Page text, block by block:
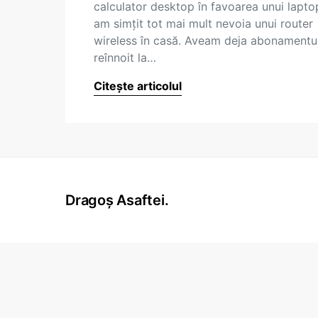
calculator desktop în favoarea unui
am simțit tot mai mult nevoia unui router
wireless în casă. Aveam deja
reînnoit la…
Citește articolul
Dragoș Asaftei.